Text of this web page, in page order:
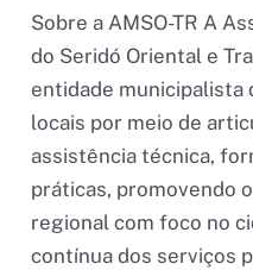
Sobre a AMSO-TR A
do Seridó Oriental e
entidade municipalista
locais por meio de
assistência técnica,
práticas, promovendo
regional com foco no
contínua dos serviços